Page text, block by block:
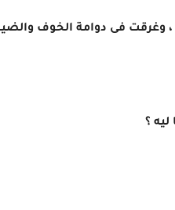
وغرقت فى دوامة الخوف
ليه ؟